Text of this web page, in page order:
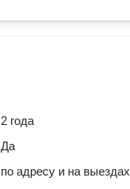
2 года
Да
по адресу и на выездах